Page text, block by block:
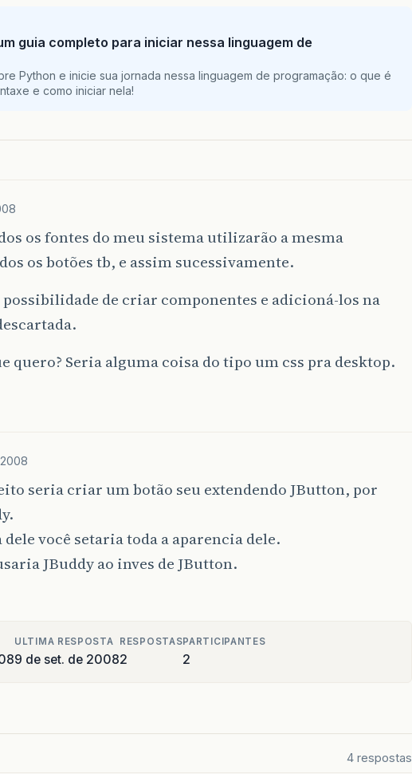
guia completo para iniciar nessa linguagem de
Python e inicie sua jornada nessa linguagem de programação: o que é
e como iniciar nela!
os fontes do meu sistema utilizarão a mesma
os botões tb, e assim sucessivamente.
possibilidade de criar componentes e adicioná-los na
quero? Seria alguma coisa do tipo um css pra desktop.
seria criar um botão seu extendendo JButton, por
você setaria toda a aparencia dele.
JBuddy ao inves de JButton.
ULTIMA RESPOSTA
9 de set. de 2008
RESPOSTAS
2
PARTICIPANTES
2
4 respostas